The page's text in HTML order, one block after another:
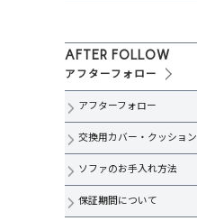
AFTER FOLLOW
アフターフォロー
アフターフォロー
交換用カバー・クッション
ソファのお手入れ方法
保証期間について